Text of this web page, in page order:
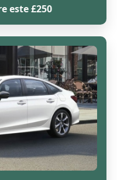
este £250